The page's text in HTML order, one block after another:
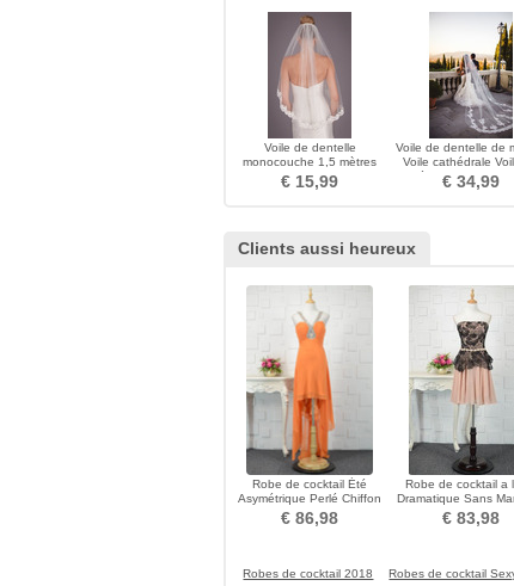
Voile de dentelle
monocouche 1,5 mètres
accessoires de mariage de
voile de mariée courte
€ 15,99
Voile de dentelle de
Voile cathédrale
mariée Accessoires
de mariée
€ 34,99
Clients aussi heureux
Robe de cocktail Été
Asymétrique Perlé Chiffon
noble Col en V
€ 86,98
Robe de cocktail a
Dramatique Sans
Perle Sans
€ 83,98
Robes de cocktail 2018 Robes de cocktail